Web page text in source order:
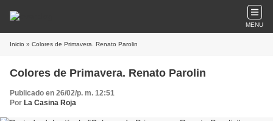
MENU
Inicio » Colores de Primavera. Renato Parolin
Colores de Primavera. Renato Parolin
Publicado en 26/02/p. m. 12:51
Por La Casina Roja